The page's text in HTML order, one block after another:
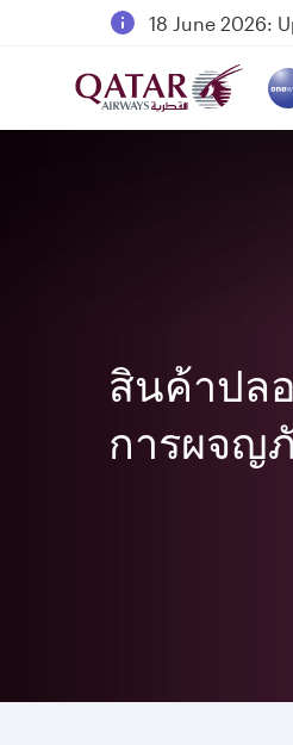
18 June 2026:
6 August
Qatar Airways
สินค้าปล
การผจญ